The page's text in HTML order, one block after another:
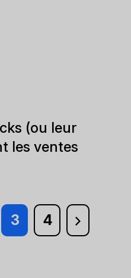
(ou leur
les ventes
3 4